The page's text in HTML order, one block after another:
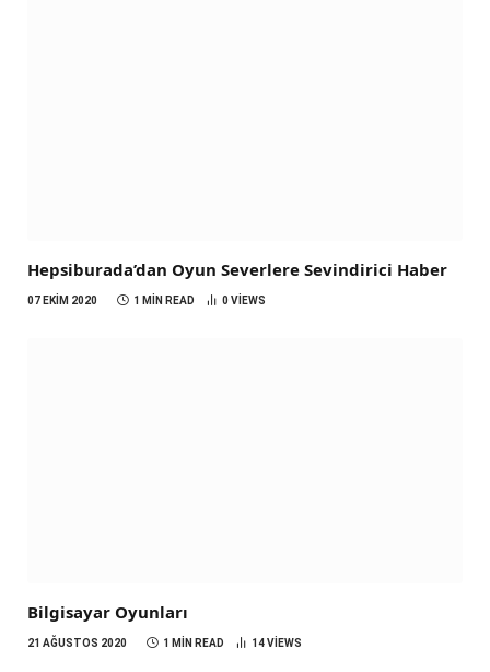
Hepsiburada’dan Oyun Severlere Sevindirici Haber
07 EKIM 2020 1 MIN READ 0 VIEWS
Bilgisayar Oyunları
21 AĞUSTOS 2020 1 MIN READ 14VIEWS